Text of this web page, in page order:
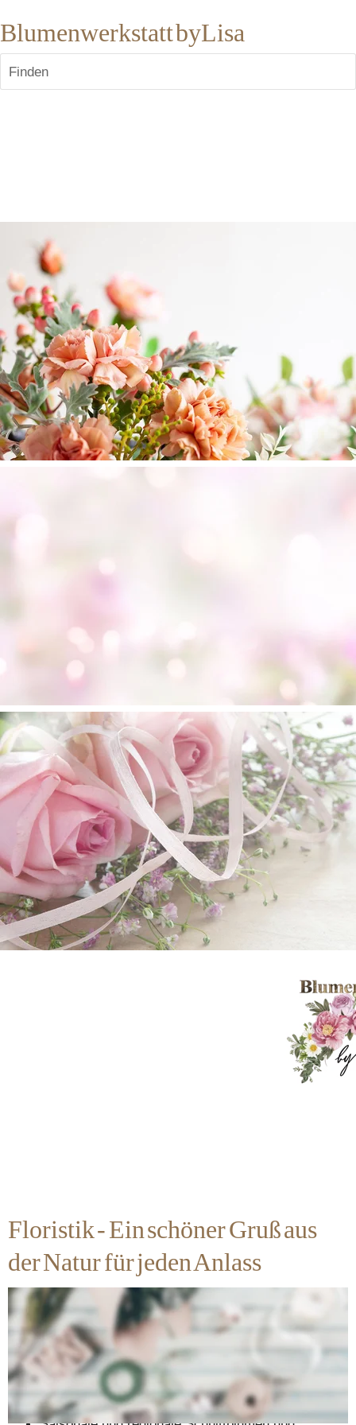
Blumenwerkstatt byLisa
Finden
Floristik - Ein schöner Gruß aus
der Natur für jeden Anlass
Kreative Sträuße, Gestecke und frische
Schnittblumen
Individuelle Floristik für jeden Anlass
Ehrliche, individuelle Beratung
Liebe zum Detail und zu den Blumen